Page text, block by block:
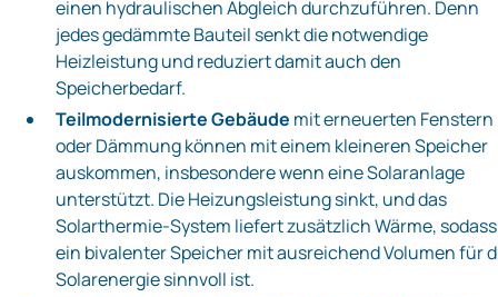
einen hydraulischen Abgleich durchzuführen. Denn
jedes gedämmte Bauteil senkt die notwendige
Heizleistung und reduziert damit auch den
Speicherbedarf.
Teilmodernisierte Gebäude mit erneuerten Fenstern
oder Dämmung können mit einem kleineren Speicher
auskommen, insbesondere wenn eine Solaranlage
unterstützt. Die Heizungsleistung sinkt, und das
Solarthermie‑System liefert zusätzlich Wärme, sodass
ein bivalenter Speicher mit ausreichend Volumen für
Solarenergie sinnvoll ist.